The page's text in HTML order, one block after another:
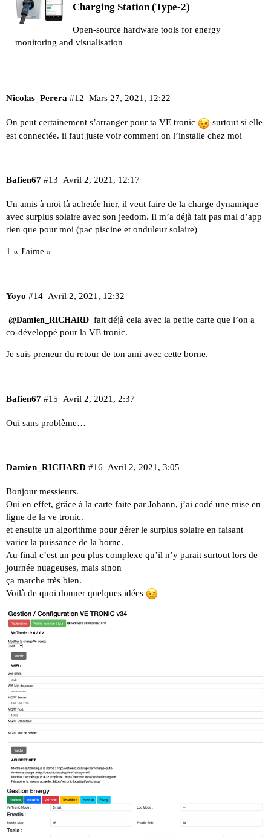
Charging Station (Type-2)
Open-source hardware tools for energy
monitoring and visualisation
Nicolas_Perera Mars 27, 2021, 12:22
#12
On peut certainement s’arranger pour ta VE tronic
surtout si elle
est connectée. il faut juste voir comment on l’installe chez moi
Bafien67 Avril 2, 2021, 12:17
#13
Un amis à moi là achetée hier, il veut faire de la charge dynamique
avec surplus solaire avec son jeedom. Il m’a déjà fait pas mal d’app
rien que pour moi (pac piscine et onduleur solaire)
1 « J'aime »
Yoyo Avril 2, 2021, 12:32
#14
@Damien_RICHARD fait déjà cela avec la petite carte que l’on a
co-développé pour la VE tronic.
Je suis preneur du retour de ton ami avec cette borne.
Bafien67 Avril 2, 2021, 2:37
#15
Oui sans problème…
Damien_RICHARD Avril 2, 2021, 3:05
#16
Bonjour messieurs.
Oui en effet, grâce à la carte faite par Johann, j’ai codé une mise en
ligne de la ve tronic.
et ensuite un algorithme pour gérer le surplus solaire en faisant
varier la puissance de la borne.
Au final c’est un peu plus complexe qu’il n’y parait surtout lors de
journée nuageuses, mais sinon
ça marche très bien.
Voilà de quoi donner quelques idées